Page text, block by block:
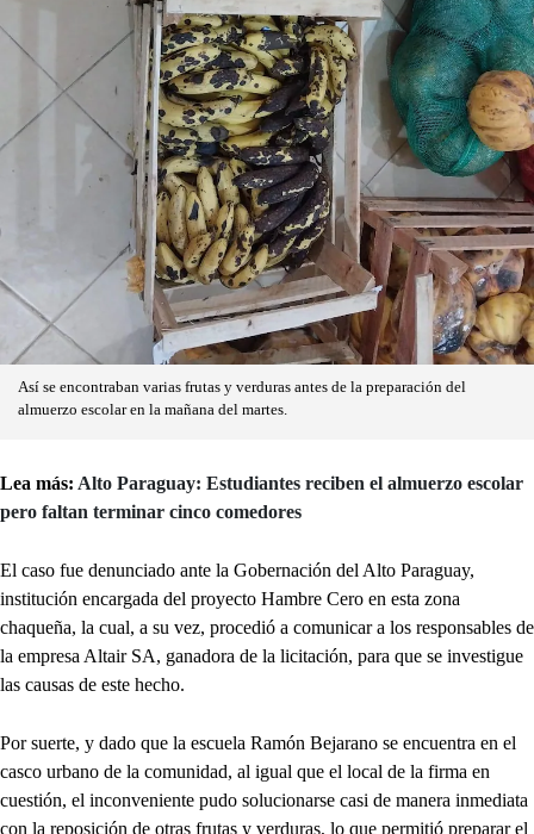
Así se encontraban varias frutas y verduras antes de la preparación del
almuerzo escolar en la mañana del martes.
Lea más: Alto Paraguay: Estudiantes reciben el almuerzo escolar
pero faltan terminar cinco comedores
El caso fue denunciado ante la Gobernación del Alto Paraguay,
institución encargada del proyecto Hambre Cero en esta zona
chaqueña, la cual, a su vez, procedió a comunicar a los responsables de
la empresa Altair SA, ganadora de la licitación, para que se investigue
las causas de este hecho.
Por suerte, y dado que la escuela Ramón Bejarano se encuentra en el
casco urbano de la comunidad, al igual que el local de la firma en
cuestión, el inconveniente pudo solucionarse casi de manera inmediata
con la reposición de otras frutas y verduras, lo que permitió preparar el